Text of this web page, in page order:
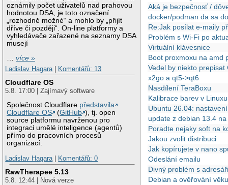
oznámily počet uživatelů nad prahovou
hodnotou DSA, je toto označení
„rozhodně možné“ a mohlo by „přijít
dříve či později“. On-line platformy a
vyhledávače zařazené na seznamy DSA
musejí
…více »
Ladislav Hagara| Komentářů: 13
Cloudflare OS
5.8. 17:00 | Zajímavý software
Společnost Cloudflare představila
Cloudflare OS
(GitHub ), tj. open
source platformu navrženou pro
integraci umělé inteligence (agentů)
přímo do pracovních procesů
organizací.
Ladislav Hagara| Komentářů: 0
RawTherapee 5.13
5.8. 12:44 | Nová verze
Aká je bezpečnosť /
docker/podman da sa
Re:Jak posílat e-maily
Problém s Wi-Fi po
Virtuální klávesnice
Boot proxmoxu na amd
Vedel by niekto
x2go a qt5->qt6
Nasdílení TeraBoxu
Kalibrace barev v
Ubuntu 26.04:
update z debian 13.4
Poradte nejaky soft na
Jakou zvolit distribuci
Jak kopírujete v nano
Odeslání emailu
Divný problém s
Debian a ověřování